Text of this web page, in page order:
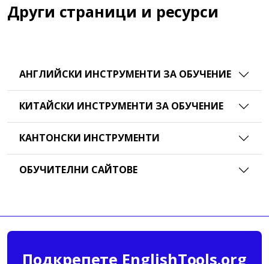
Други страници и ресурси
АНГЛИЙСКИ ИНСТРУМЕНТИ ЗА ОБУЧЕНИЕ
КИТАЙСКИ ИНСТРУМЕНТИ ЗА ОБУЧЕНИЕ
КАНТОНСКИ ИНСТРУМЕНТИ
ОБУЧИТЕЛНИ САЙТОВЕ
Подкрепете EnglishTools.org